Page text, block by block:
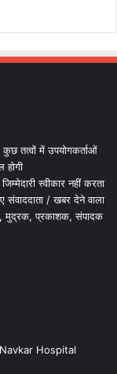
तत्वों में उपयोगकर्ताओं
होगी
स्वीकार नहीं करता
/ खबर देने वाला
मुद्रक, प्रकाशक, संपादक
Hospital